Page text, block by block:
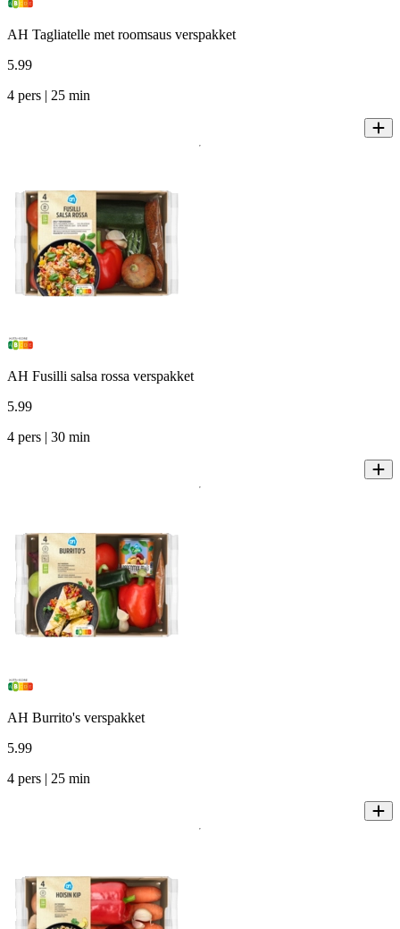
AH Tagliatelle met roomsaus verspakket
5.99
4 pers | 25 min
AH Fusilli salsa rossa verspakket
5.99
4 pers | 30 min
AH Burrito's verspakket
5.99
4 pers | 25 min